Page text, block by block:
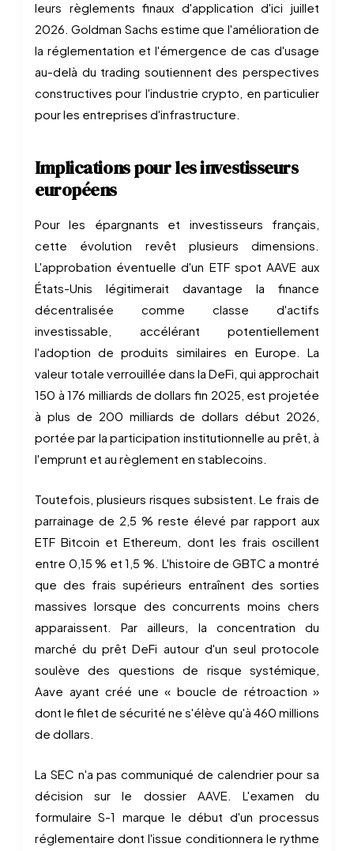
leurs règlements finaux d'application d'ici juillet
2026. Goldman Sachs estime que l'amélioration de
la réglementation et l'émergence de cas d'usage
au-delà du trading soutiennent des perspectives
constructives pour l'industrie crypto, en particulier
pour les entreprises d'infrastructure.
Implications pour les investisseurs
européens
Pour les épargnants et investisseurs français,
cette évolution revêt plusieurs dimensions.
L'approbation éventuelle d'un ETF spot AAVE aux
États-Unis légitimerait davantage la finance
décentralisée comme classe d'actifs
investissable, accélérant potentiellement
l'adoption de produits similaires en Europe. La
valeur totale verrouillée dans la DeFi, qui approchait
150 à 176 milliards de dollars fin 2025, est projetée
à plus de 200 milliards de dollars début 2026,
portée par la participation institutionnelle au prêt, à
l'emprunt et au règlement en stablecoins.
Toutefois, plusieurs risques subsistent. Le frais de
parrainage de 2,5 % reste élevé par rapport aux
ETF Bitcoin et Ethereum, dont les frais oscillent
entre 0,15 % et 1,5 %. L'histoire de GBTC a montré
que des frais supérieurs entraînent des sorties
massives lorsque des concurrents moins chers
apparaissent. Par ailleurs, la concentration du
marché du prêt DeFi autour d'un seul protocole
soulève des questions de risque systémique,
Aave ayant créé une « boucle de rétroaction »
dont le filet de sécurité ne s'élève qu'à 460 millions
de dollars.
La SEC n'a pas communiqué de calendrier pour sa
décision sur le dossier AAVE. L'examen du
formulaire S-1 marque le début d'un processus
réglementaire dont l'issue conditionnera le rythme